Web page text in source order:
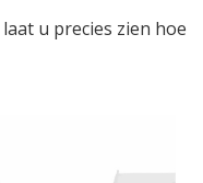
laat u precies zien hoe